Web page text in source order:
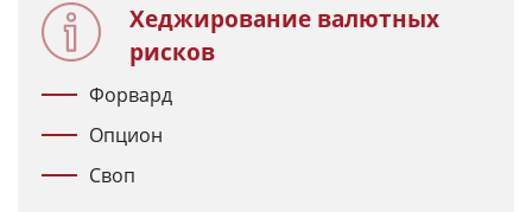
Хеджирование валютных
рисков
Форвард
Опцион
Своп